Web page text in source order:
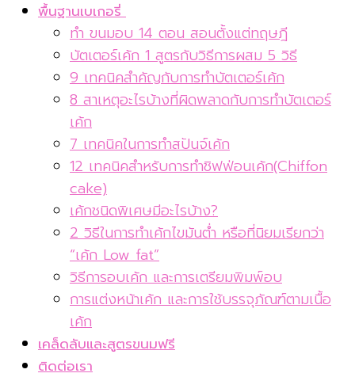
พื้นฐานเบเกอรี่
ทำ ขนมอบ 14 ตอน สอนตั้งแต่ทฤษฎี
บัตเตอร์เค้ก 1 สูตรกับวิธีการผสม 5 วิธี
9 เทคนิคสำคัญกับการทำบัตเตอร์เค้ก
8 สาเหตุอะไรบ้างที่ผิดพลาดกับการทำบัตเตอร์
เค้ก
7 เทคนิคในการทำสปันจ์เค้ก
12 เทคนิคสำหรับการทำชิฟฟ่อนเค้ก(Chiffon
cake)
เค้กชนิดพิเศษมีอะไรบ้าง?
2 วิธีในการทำเค้กไขมันต่ำ หรือที่นิยมเรียกว่า
“เค้ก Low fat”
วิธีการอบเค้ก และการเตรียมพิมพ์อบ
การแต่งหน้าเค้ก และการใช้บรรจุภัณฑ์ตามเนื้อ
เค้ก
เคล็ดลับและสูตรขนมฟรี
ติดต่อเรา